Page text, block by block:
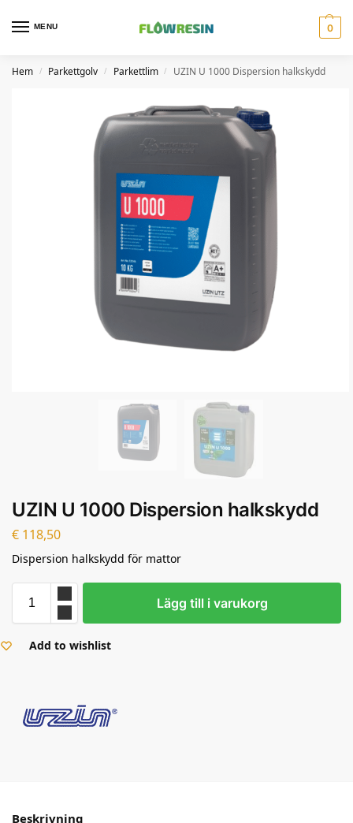
MENU 0
Hem / Parkettgolv / Parkettlim / UZIN U 1000 Dispersion halkskydd
UZIN U 1000 Dispersion halkskydd
€ 118,50
Dispersion halkskydd för mattor
Lägg till i varukorg
Add to wishlist
Beskrivning